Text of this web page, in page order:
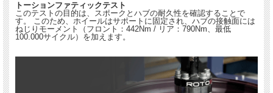
トーションファティックテスト
このテストの目的は、スポークとハブの耐久性を確認することで
す。 このため、ホイールはサポートに固定され、ハブの接触面には
ねじりモーメント（フロント：442Nm / リア：790Nm、最低
100.000サイクル）を加えます。